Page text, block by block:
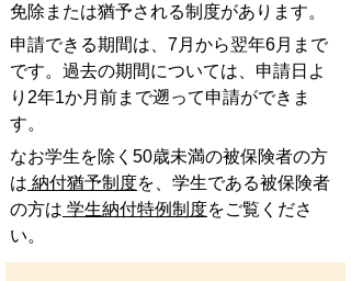
免除または猶予される制度があります。
申請できる期間は、7月から翌年6月まで
です。過去の期間については、申請日よ
り2年1か月前まで遡って申請ができま
す。
なお学生を除く50歳未満の被保険者の方
は 納付猶予制度を、学生である被保険者
の方は 学生納付特例制度をご覧くださ
い。